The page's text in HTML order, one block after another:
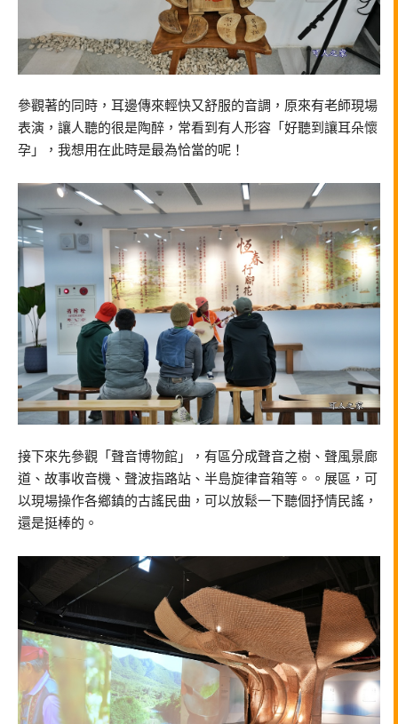
參觀著的同時，耳邊傳來輕快又舒服的音調，原來有老師現場
表演，讓人聽的很是陶醉，常看到有人形容「好聽到讓耳朵懷
孕」，我想用在此時是最為恰當的呢！
接下來先參觀「聲音博物館」，有區分成聲音之樹、聲風景廊
道、故事收音機、聲波指路站、半島旋律音箱等。。展區，可
以現場操作各鄉鎮的古謠民曲，可以放鬆一下聽個抒情民謠，
還是挺棒的。